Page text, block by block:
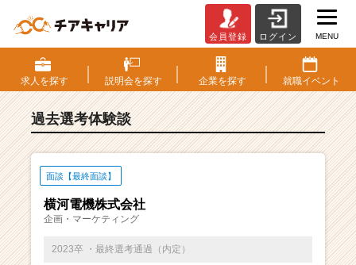
S・
選
考
験
ベ
ン
チ
会員登録 ログイン MENU
求人を探す 説明会を探す 企業を探す 就職イベント
過去選考体験談
面談【最終面談】
横河電機株式会社
企画・マーケティング
2023卒 ・最終選考通過（内定）